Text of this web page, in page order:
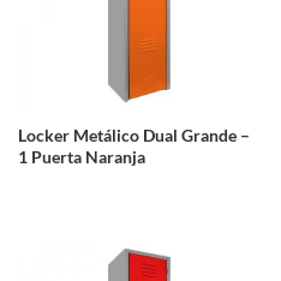
Locker Metálico Dual Grande –
1 Puerta Naranja